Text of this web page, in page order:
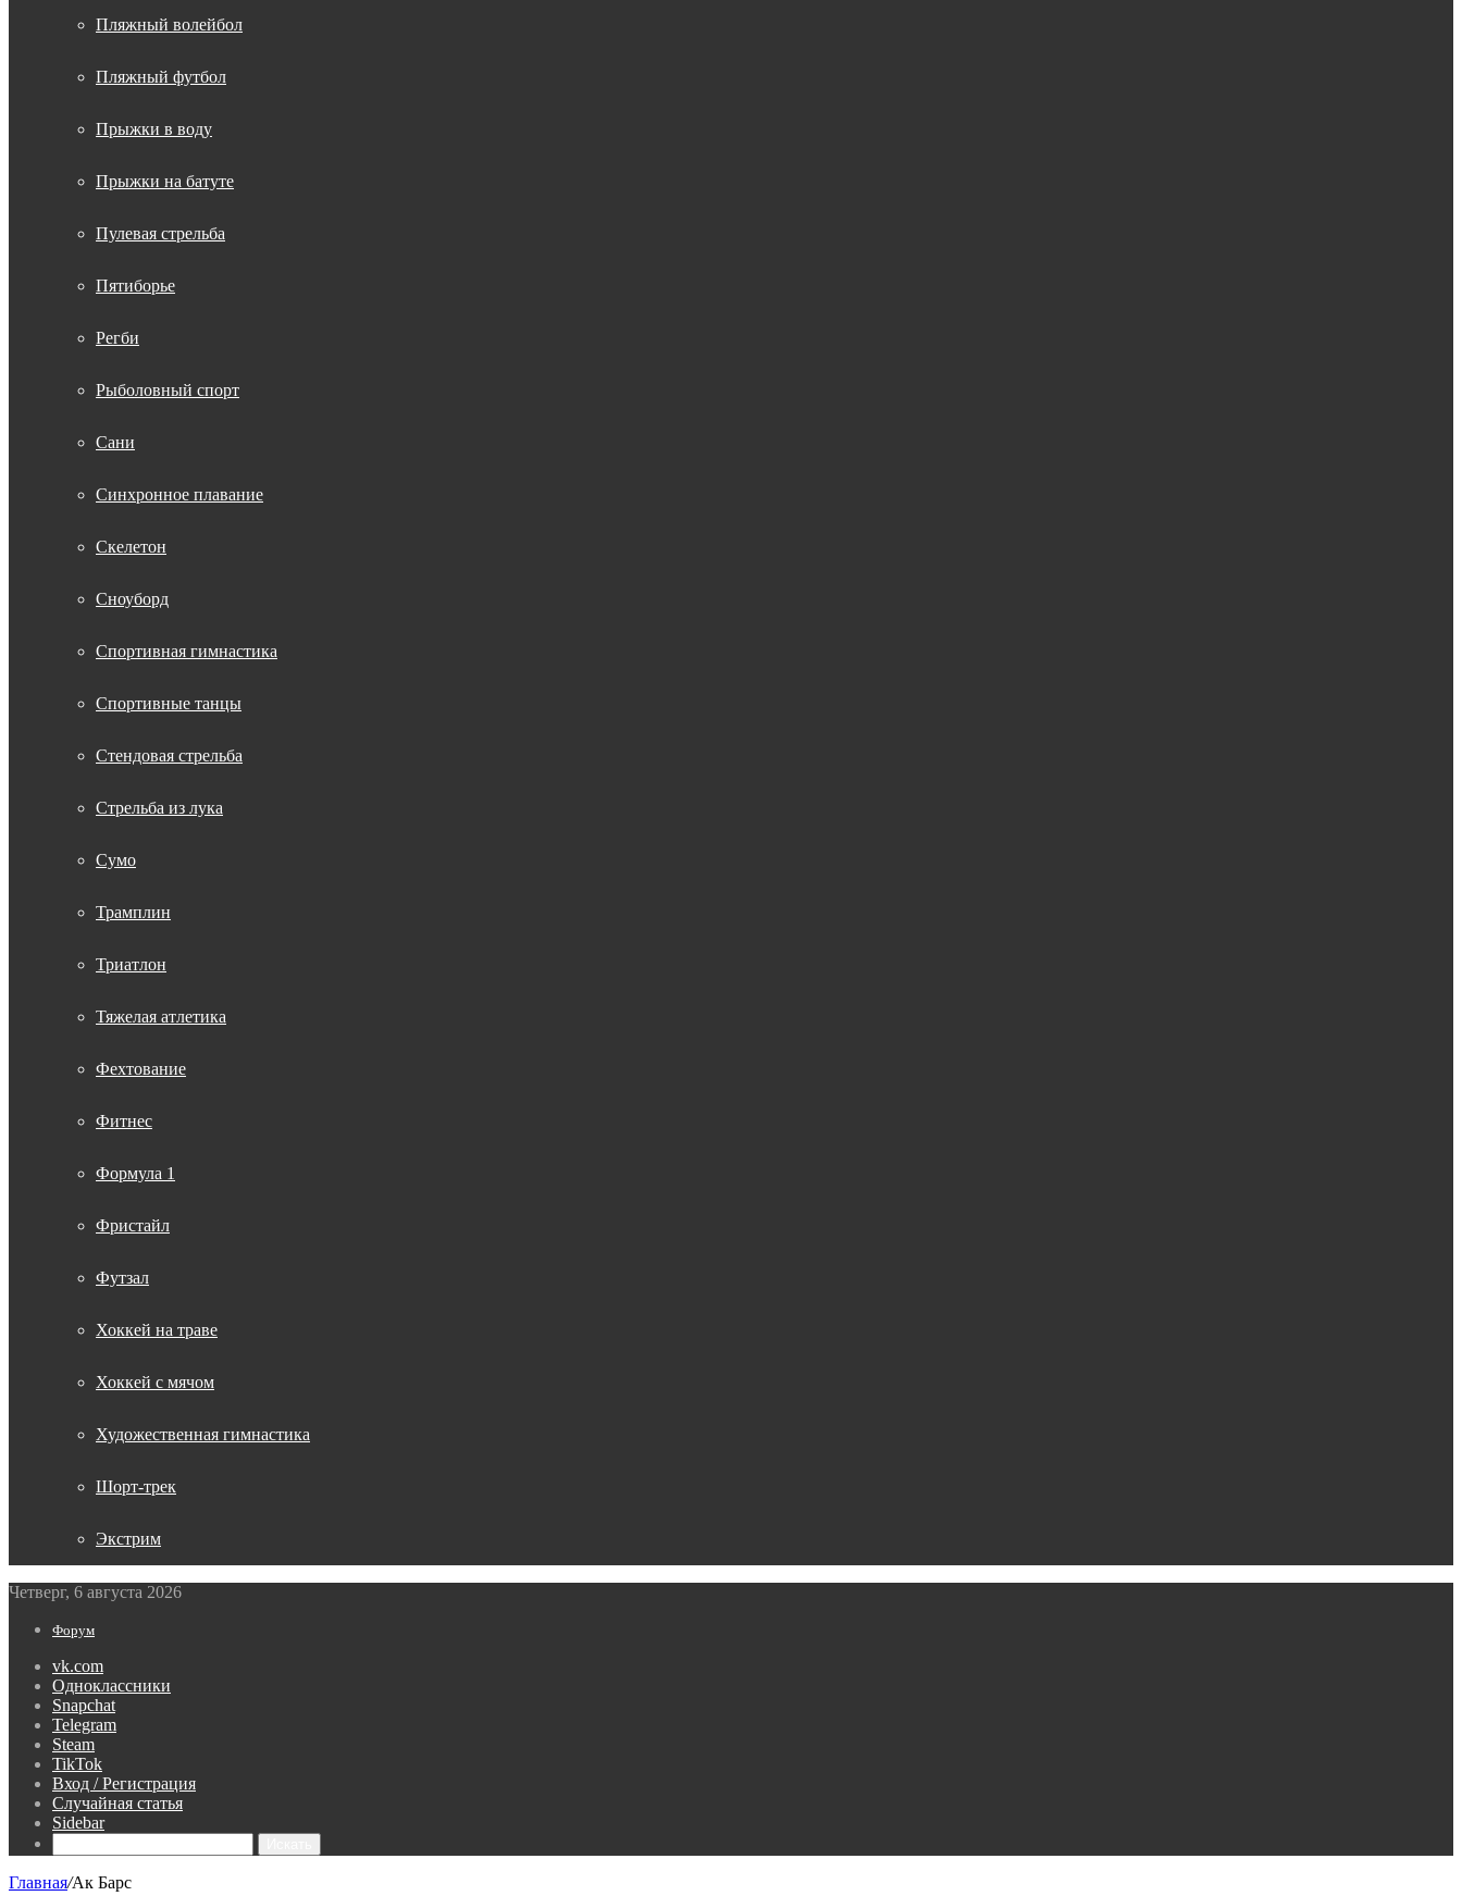
Пляжный волейбол
Пляжный футбол
Прыжки в воду
Прыжки на батуте
Пулевая стрельба
Пятиборье
Регби
Рыболовный спорт
Сани
Синхронное плавание
Скелетон
Сноуборд
Спортивная гимнастика
Спортивные танцы
Стендовая стрельба
Стрельба из лука
Сумо
Трамплин
Триатлон
Тяжелая атлетика
Фехтование
Фитнес
Формула 1
Фристайл
Футзал
Хоккей на траве
Хоккей с мячом
Художественная гимнастика
Шорт-трек
Экстрим
Четверг, 6 августа 2026
Форум
vk.com
Одноклассники
Snapchat
Telegram
Steam
TikTok
Вход / Регистрация
Случайная статья
Sidebar
Главная/Ак Барс